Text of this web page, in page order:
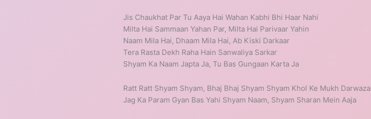
Jis Chaukhat Par Tu Aaya Hai Wahan Kabhi Bhi Haar Nahi
Milta Hai Sammaan Yahan Par, Milta Hai Parivaar Yahin
Naam Mila Hai, Dhaam Mila Hai, Ab Kiski Darkaar
Tera Rasta Dekh Raha Hain Sanwaliya Sarkar
Shyam Ka Naam Japta Ja, Tu Bas Gungaan Karta Ja
Ratt Ratt Shyam Shyam, Bhaj Bhaj Shyam Shyam Khol Ke Mukh Darwaza
Jag Ka Param Gyan Bas Yahi Shyam Naam, Shyam Sharan Mein Aaja